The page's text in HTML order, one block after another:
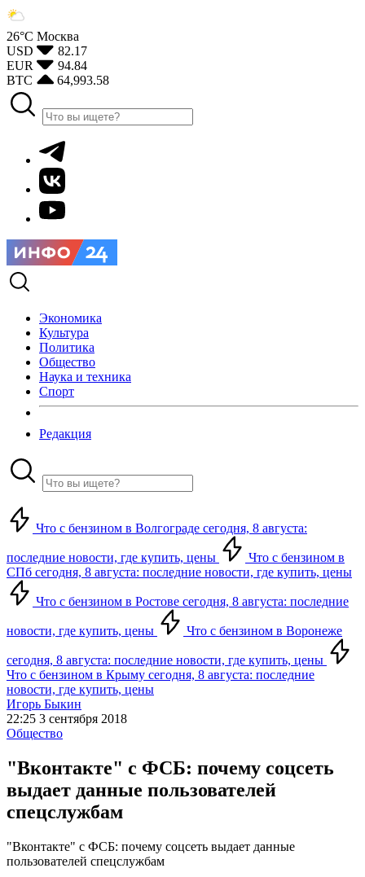
26°С Москва
USD
82.17
EUR
94.84
BTC
64,993.58
Экономика
Культура
Политика
Общество
Наука и техника
Спорт
Редакция
Что с бензином в Волгограде сегодня, 8 августа:
последние новости, где купить, цены
Что с бензином в
СПб сегодня, 8 августа: последние новости, где купить, цены
Что с бензином в Ростове сегодня, 8 августа: последние
новости, где купить, цены Что с бензином в Воронеже
сегодня, 8 августа: последние новости, где купить, цены
Что с бензином в Крыму сегодня, 8 августа: последние
новости, где купить, цены
Игорь Быкин
22:25 3 сентября 2018
Общество
"Вконтакте" с ФСБ: почему соцсеть
выдает данные пользователей
спецслужбам
"Вконтакте" с ФСБ: почему соцсеть выдает данные
пользователей спецслужбам